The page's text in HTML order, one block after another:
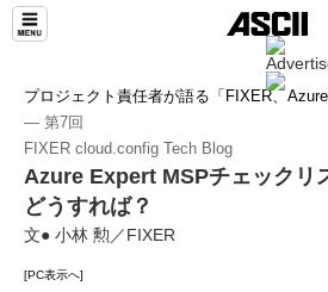
プロジェクト責任者が語る「FIXER、
― 第7回
FIXER cloud.config Tech Blog
Azure Expert MSPチェック
どうすれば？
文● 小林 勲／FIXER
[PC表示へ]